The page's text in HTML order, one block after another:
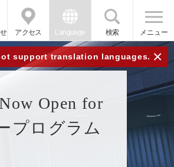
アクセス Language 検索 メニュー
support translation languages. ×
Open for
プログラム